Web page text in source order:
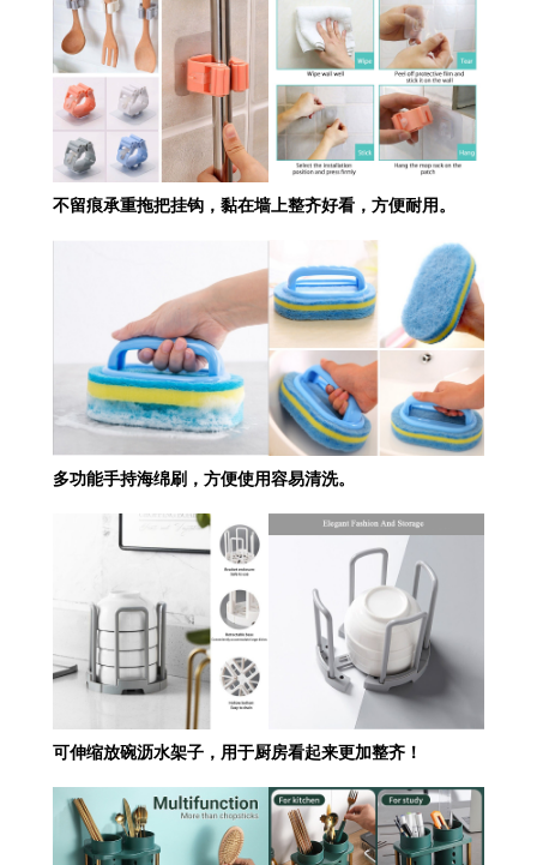
不留痕承重拖把挂钩，黏在墙上整齐好看，方便耐用。
多功能手持海绵刷，方便使用容易清洗。
可伸缩放碗沥水架子，用于厨房看起来更加整齐！